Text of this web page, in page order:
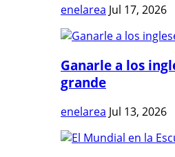
enelarea Jul 17, 2026
Ganarle a los
grande
enelarea Jul 13, 2026